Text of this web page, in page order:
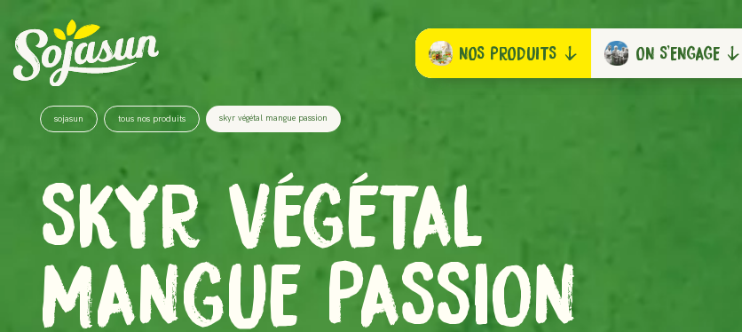
NOS PRODUITS ON S'ENGAGE
NOS PRODUITS ON S'ENGAGE
sojasun tous nos produits skyr végétal mangue passion
SKYR VÉGÉTAL
MANGUE PASSION